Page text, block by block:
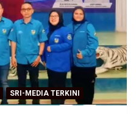
SRI-MEDIA TERKINI